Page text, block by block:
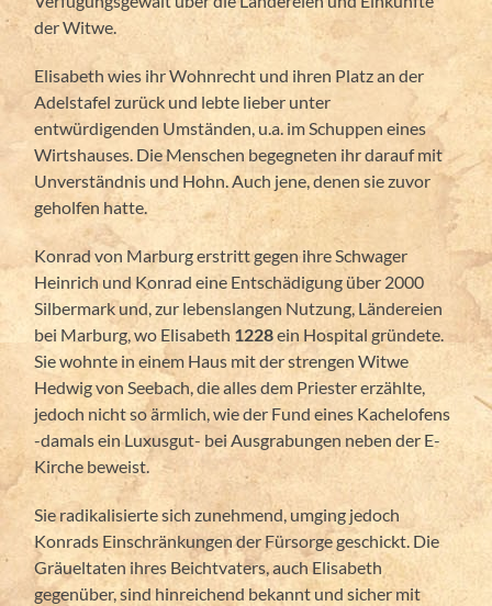
der Witwe.
Elisabeth wies ihr Wohnrecht und ihren Platz an der
Adelstafel zurück und lebte lieber unter
entwürdigenden Umständen, u.a. im Schuppen eines
Wirtshauses. Die Menschen begegneten ihr darauf mit
Unverständnis und Hohn. Auch jene, denen sie zuvor
geholfen hatte.
Konrad von Marburg erstritt gegen ihre Schwager
Heinrich und Konrad eine Entschädigung über 2000
Silbermark und, zur lebenslangen Nutzung, Ländereien
bei Marburg, wo Elisabeth 1228ein Hospital gründete.
Sie wohnte in einem Haus mit der strengen Witwe
Hedwig von Seebach, die alles dem Priester erzählte,
jedoch nicht so ärmlich, wie der Fund eines Kachelofens
-damals ein Luxusgut- bei Ausgrabungen neben der E-
Kirche beweist.
Sie radikalisierte sich zunehmend, umging jedoch
Konrads Einschränkungen der Fürsorge geschickt. Die
Gräueltaten ihres Beichtvaters, auch Elisabeth
gegenüber, sind hinreichend bekannt und sicher mit